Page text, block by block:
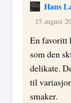
Hans
15 august
En favoritt
som den
delikate.
til
smaker.